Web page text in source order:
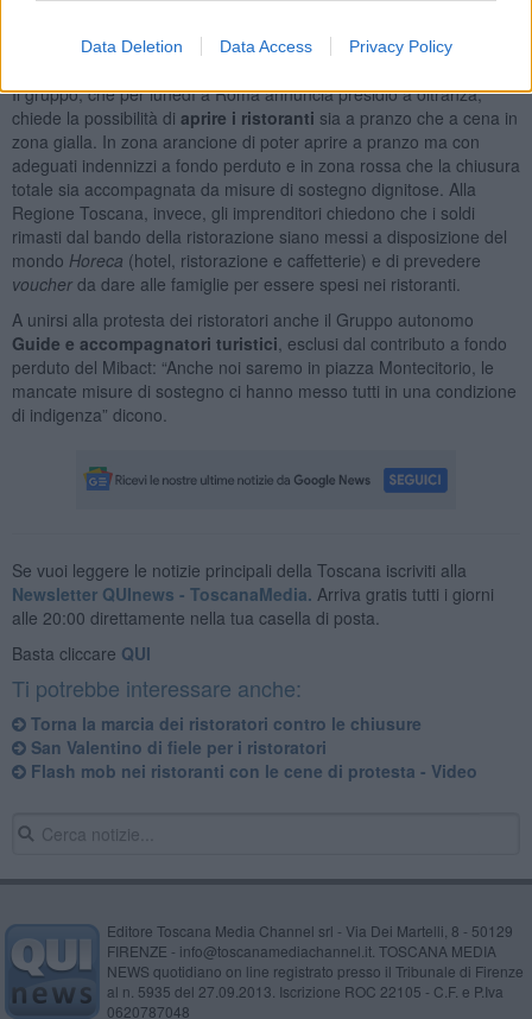
Data Deletion Data Access Privacy Policy
regioni gialle, arancioni e rosse perché penalizza solo i bar e i
ristoranti", aggiunge.
Il gruppo, che per lunedì a Roma annuncia presidio a oltranza,
chiede la possibilità di aprire i ristoranti sia a pranzo che a cena in
zona gialla. In zona arancione di poter aprire a pranzo ma con
adeguati indennizzi a fondo perduto e in zona rossa che la chiusura
totale sia accompagnata da misure di sostegno dignitose. Alla
Regione Toscana, invece, gli imprenditori chiedono che i soldi
rimasti dal bando della ristorazione siano messi a disposizione del
mondo Horeca (hotel, ristorazione e caffetterie) e di prevedere
voucherda dare alle famiglie per essere spesi nei ristoranti.
A unirsi alla protesta dei ristoratori anche il Gruppo autonomo
Guide e accompagnatori turistici , esclusi dal contributo a fondo
perduto del Mibact: “Anche noi saremo in piazza Montecitorio, le
mancate misure di sostegno ci hanno messo tutti in una condizione
di indigenza” dicono.
Se vuoi leggere le notizie principali della Toscana iscriviti alla
Newsletter QUInews - ToscanaMedia. Arriva gratis tutti i giorni
alle 20:00 direttamente nella tua casella di posta.
Basta cliccare QUI
Ti potrebbe interessare anche:
Torna la marcia dei ristoratori contro le chiusure
San Valentino di fiele per i ristoratori
Flash mob nei ristoranti con le cene di protesta - Video
Editore Toscana Media Channel srl - Via Dei Martelli, 8 - 50129
FIRENZE - info@toscanamediachannel.it. TOSCANA MEDIA
NEWS quotidiano on line registrato presso il Tribunale di Firenze
al n. 5935 del 27.09.2013. Iscrizione ROC 22105 - C.F. e P.Iva
0620787048